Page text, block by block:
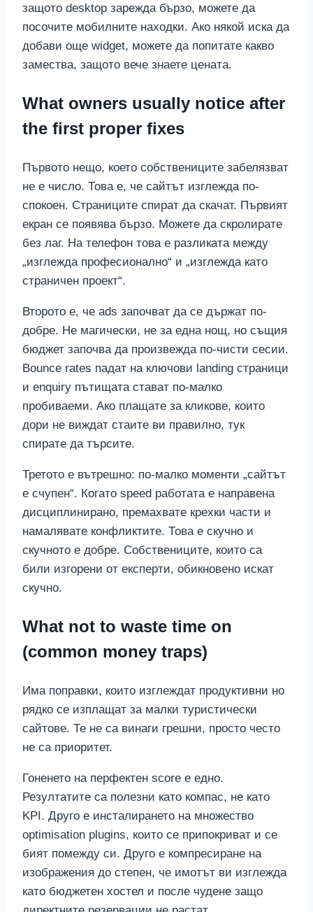
защото desktop зарежда бързо, можете да
посочите мобилните находки. Ако някой иска да
добави още widget, можете да попитате какво
замества, защото вече знаете цената.
What owners usually notice after
the first proper fixes
Първото нещо, което собствениците забелязват
не е число. Това е, че сайтът изглежда по-
спокоен. Страниците спират да скачат. Първият
екран се появява бързо. Можете да скролирате
без лаг. На телефон това е разликата между
„изглежда професионално“ и „изглежда като
страничен проект“.
Второто е, че ads започват да се държат по-
добре. Не магически, не за една нощ, но същия
бюджет започва да произвежда по-чисти сесии.
Bounce rates падат на ключови landing страници
и enquiry пътищата стават по-малко
пробиваеми. Ако плащате за кликове, които
дори не виждат стаите ви правилно, тук
спирате да търсите.
Третото е вътрешно: по-малко моменти „сайтът
е счупен“. Когато speed работата е направена
дисциплинирано, премахвате крехки части и
намалявате конфликтите. Това е скучно и
скучното е добре. Собствениците, които са
били изгорени от експерти, обикновено искат
скучно.
What not to waste time on
(common money traps)
Има поправки, които изглеждат продуктивни но
рядко се изплащат за малки туристически
сайтове. Те не са винаги грешни, просто често
не са приоритет.
Гоненето на перфектен score е едно.
Резултатите са полезни като компас, не като
KPI. Друго е инсталирането на множество
optimisation plugins, които се припокриват и се
бият помежду си. Друго е компресиране на
изображения до степен, че имотът ви изглежда
като бюджетен хостел и после чудене защо